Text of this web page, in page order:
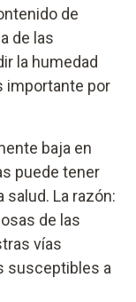
de
de las
la humedad
importante por
baja en
puede tener
La razón:
de las
vías
susceptibles a